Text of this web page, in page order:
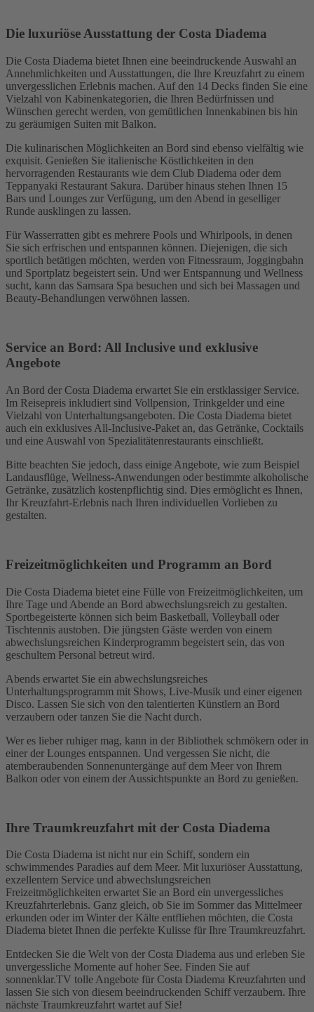
Die luxuriöse Ausstattung der Costa Diadema
Die Costa Diadema bietet Ihnen eine beeindruckende Auswahl an
Annehmlichkeiten und Ausstattungen, die Ihre Kreuzfahrt zu einem
unvergesslichen Erlebnis machen. Auf den 14 Decks finden Sie eine
Vielzahl von Kabinenkategorien, die Ihren Bedürfnissen und
Wünschen gerecht werden, von gemütlichen Innenkabinen bis hin
zu geräumigen Suiten mit Balkon.
Die kulinarischen Möglichkeiten an Bord sind ebenso vielfältig wie
exquisit. Genießen Sie italienische Köstlichkeiten in den
hervorragenden Restaurants wie dem Club Diadema oder dem
Teppanyaki Restaurant Sakura. Darüber hinaus stehen Ihnen 15
Bars und Lounges zur Verfügung, um den Abend in geselliger
Runde ausklingen zu lassen.
Für Wasserratten gibt es mehrere Pools und Whirlpools, in denen
Sie sich erfrischen und entspannen können. Diejenigen, die sich
sportlich betätigen möchten, werden von Fitnessraum, Joggingbahn
und Sportplatz begeistert sein. Und wer Entspannung und Wellness
sucht, kann das Samsara Spa besuchen und sich bei Massagen und
Beauty-Behandlungen verwöhnen lassen.
Service an Bord: All Inclusive und exklusive
Angebote
An Bord der Costa Diadema erwartet Sie ein erstklassiger Service.
Im Reisepreis inkludiert sind Vollpension, Trinkgelder und eine
Vielzahl von Unterhaltungsangeboten. Die Costa Diadema bietet
auch ein exklusives All-Inclusive-Paket an, das Getränke, Cocktails
und eine Auswahl von Spezialitätenrestaurants einschließt.
Bitte beachten Sie jedoch, dass einige Angebote, wie zum Beispiel
Landausflüge, Wellness-Anwendungen oder bestimmte alkoholische
Getränke, zusätzlich kostenpflichtig sind. Dies ermöglicht es Ihnen,
Ihr Kreuzfahrt-Erlebnis nach Ihren individuellen Vorlieben zu
gestalten.
Freizeitmöglichkeiten und Programm an Bord
Die Costa Diadema bietet eine Fülle von Freizeitmöglichkeiten, um
Ihre Tage und Abende an Bord abwechslungsreich zu gestalten.
Sportbegeisterte können sich beim Basketball, Volleyball oder
Tischtennis austoben. Die jüngsten Gäste werden von einem
abwechslungsreichen Kinderprogramm begeistert sein, das von
geschultem Personal betreut wird.
Abends erwartet Sie ein abwechslungsreiches
Unterhaltungsprogramm mit Shows, Live-Musik und einer eigenen
Disco. Lassen Sie sich von den talentierten Künstlern an Bord
verzaubern oder tanzen Sie die Nacht durch.
Wer es lieber ruhiger mag, kann in der Bibliothek schmökern oder in
einer der Lounges entspannen. Und vergessen Sie nicht, die
atemberaubenden Sonnenuntergänge auf dem Meer von Ihrem
Balkon oder von einem der Aussichtspunkte an Bord zu genießen.
Ihre Traumkreuzfahrt mit der Costa Diadema
Die Costa Diadema ist nicht nur ein Schiff, sondern ein
schwimmendes Paradies auf dem Meer. Mit luxuriöser Ausstattung,
exzellentem Service und abwechslungsreichen
Freizeitmöglichkeiten erwartet Sie an Bord ein unvergessliches
Kreuzfahrterlebnis. Ganz gleich, ob Sie im Sommer das Mittelmeer
erkunden oder im Winter der Kälte entfliehen möchten, die Costa
Diadema bietet Ihnen die perfekte Kulisse für Ihre Traumkreuzfahrt.
Entdecken Sie die Welt von der Costa Diadema aus und erleben Sie
unvergessliche Momente auf hoher See. Finden Sie auf
sonnenklar.TV tolle Angebote für Costa Diadema Kreuzfahrten und
lassen Sie sich von diesem beeindruckenden Schiff verzaubern. Ihre
nächste Traumkreuzfahrt wartet auf Sie!